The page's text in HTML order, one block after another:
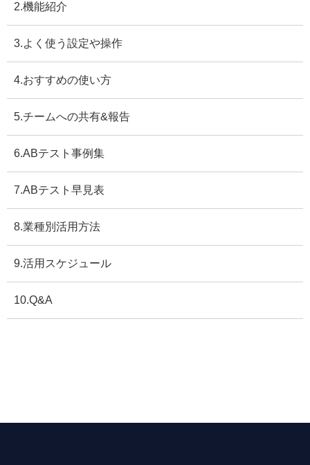
2.機能紹介
3.よく使う設定や操作
4.おすすめの使い方
5.チームへの共有&報告
6.ABテスト事例集
7.ABテスト早見表
8.業種別活用方法
9.活用スケジュール
10.Q&A